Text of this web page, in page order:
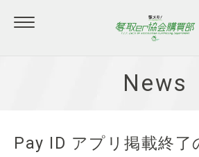
News
Pay ID アプリ掲載終了